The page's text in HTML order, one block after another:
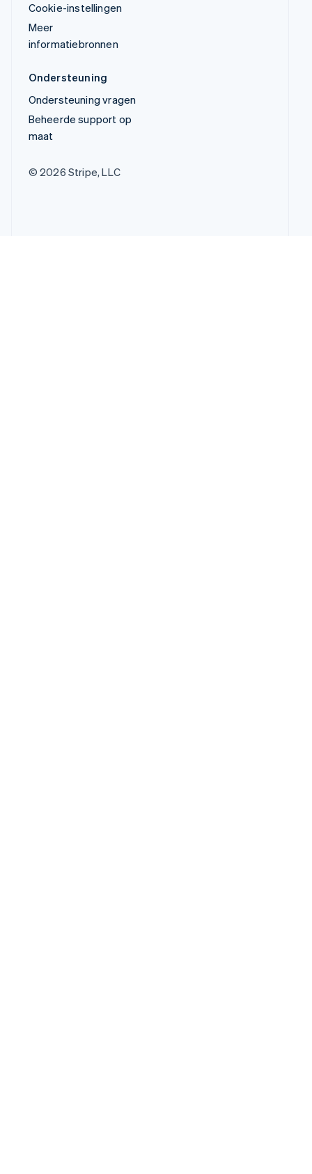
Cookie-instellingen
Meer
informatiebronnen
Ondersteuning
Ondersteuning vragen
Beheerde support op
maat
© 2026 Stripe, LLC